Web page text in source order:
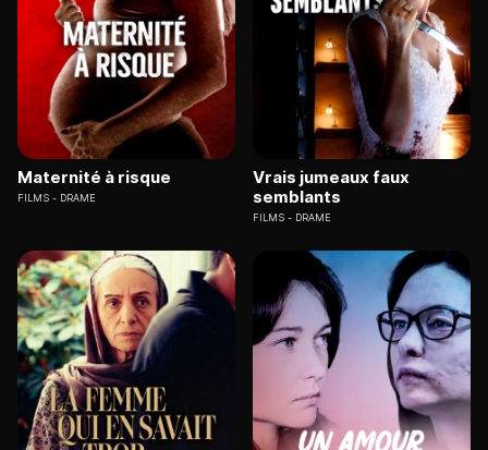
Maternité à risque
FILMS DRAME
Vrais jumeaux faux
semblants
FILMS DRAME